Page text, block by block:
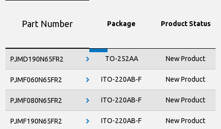
Part Number
PJMD190N65FR2
PJMF060N65FR2
PJMF080N65FR2
PJMF190N65FR2
Package Product Status
TO-252AA New Product
ITO-220AB-F New Product
ITO-220AB-F New Product
ITO-220AB-F New Product